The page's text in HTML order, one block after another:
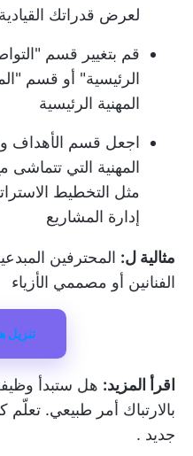
لعرض قدراتك القيادية
قم بتغيير قسم
الرئيسية" أو قسم
المهنية الرئيسية
اجعل قسم الأهداف
المهنية التي تتماشى
مثل التخطيط
إدارة المشاريع
مثالية ل: المحترفين
الفنانين أو مصممي الأزياء
تنزيل
اقرأ المزيد: هل ستبدأ
بالارتباك أمر طبيعي. تعلّم
جديد .